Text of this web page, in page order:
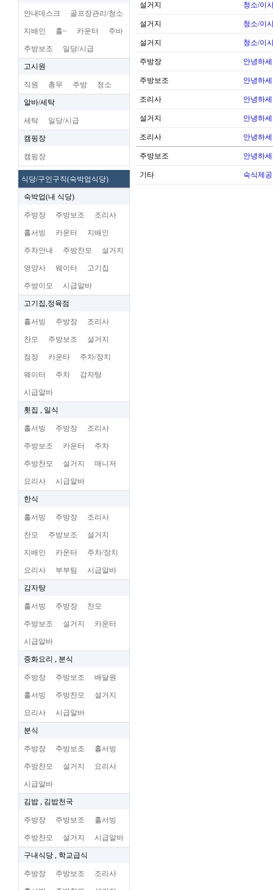
안내데스크 골프장관리/청소
지배인 홀~ 카운터 주바
주방보조 일당/시급
고시원
직원 총무 주방 청소
알바/세탁
세탁 일당/시급
캠핑장
캠핑장
식당/구인구직(숙박업식당)
숙박업(내 식당)
주방장 주방보조 조리사
홀서빙 카운터 지배인
주차안내 주방찬모 설거지
영양사 웨이터 고기집
주방이모 시급알바
고기집,정육점
홀서빙 주방장 조리사
찬모 주방보조 설거지
점장 카운타 주차/장치
웨이터 주차 감자탕
시급알바
횟집 , 일식
홀서빙 주방장 조리사
주방보조 카운터 주차
주방찬모 설거지 매니저
요리사 시급알바
한식
홀서빙 주방장 조리사
찬모 주방보조 설거지
지배인 카운터 주차/장치
요리사 부부팀 시급알바
감자탕
홀서빙 주방장 찬모
주방보조 설거지 카운터
시급알바
중화요리 , 분식
주방장 주방보조 배달원
홀서빙 주방찬모 설거지
요리사 시급알바
분식
주방장 주방보조 홀서빙
주방찬모 설거지 요리사
시급알바
김밥 , 김밥천국
주방장 주방보조 홀서빙
주방찬모 설거지 시급알바
구내식당 , 학교급식
주방장 주방보조 조리사
설거지 청소/이
설거지 청소/이
설거지 청소/이
주방장 안녕하
주방보조 안녕하
조리사 안녕하
설거지 안녕하
조리사 안녕하
주방보조 안녕하
기타 숙식제